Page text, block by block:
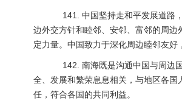
141. 中国坚持走和平发展道路，
边外交方针和睦邻、安邻、富邻的周
定力量。中国致力于深化周边睦邻友
142. 南海既是沟通中国与周边国
全、发展和繁荣息息相关，与地区各
任，符合各国的共同利益。